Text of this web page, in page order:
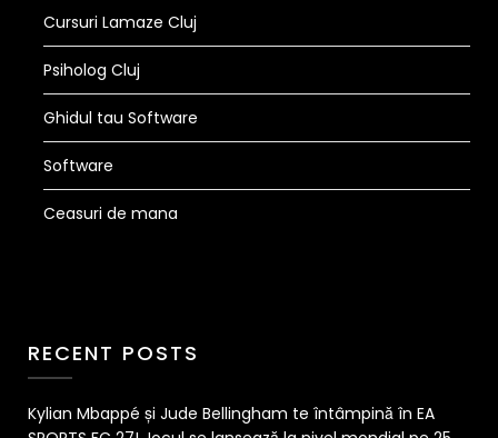
Cursuri Lamaze Cluj
Psiholog Cluj
Ghidul tau Software
Software
Ceasuri de mana
RECENT POSTS
Kylian Mbappé și Jude Bellingham te întâmpină în EA